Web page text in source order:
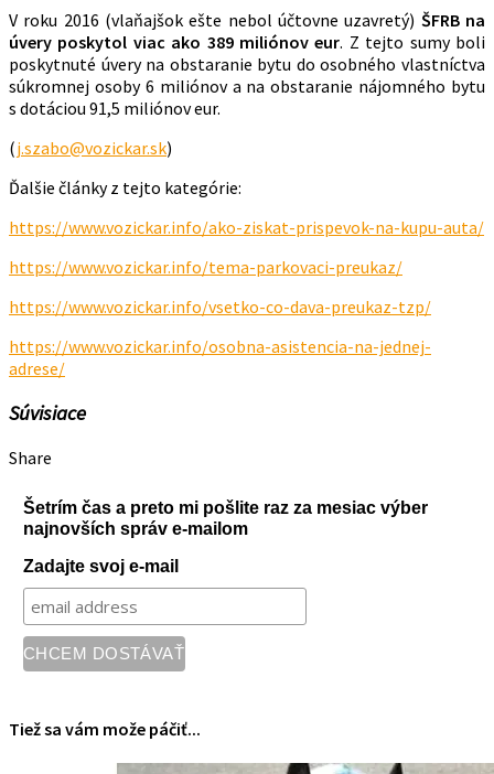
V roku 2016 (vlaňajšok ešte nebol účtovne uzavretý) ŠFRB na
úvery poskytol viac ako 389 miliónov eur. Z tejto sumy boli
poskytnuté úvery na obstaranie bytu do osobného vlastníctva
súkromnej osoby 6 miliónov a na obstaranie nájomného bytu
s dotáciou 91,5 miliónov eur.
(j.szabo@vozickar.sk)
Ďalšie články z tejto kategórie:
https://www.vozickar.info/ako-ziskat-prispevok-na-kupu-auta/
https://www.vozickar.info/tema-parkovaci-preukaz/
https://www.vozickar.info/vsetko-co-dava-preukaz-tzp/
https://www.vozickar.info/osobna-asistencia-na-jednej-
adrese/
Súvisiace
Share
Šetrím čas a preto mi pošlite raz za mesiac výber
najnovších správ e-mailom
Zadajte svoj e-mail
Tiež sa vám može páčiť...